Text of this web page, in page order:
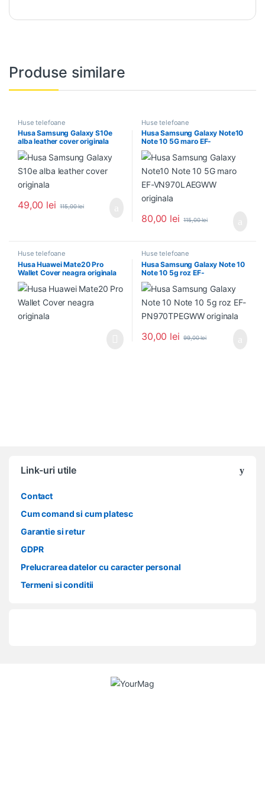
Produse similare
Huse telefoane
Husa Samsung Galaxy S10e
alba leather cover originala
49,00 lei 115,00lei
Huse telefoane
Husa Samsung Galaxy Note10
Note 10 5G maro EF-
VN970LAEGWW originala
80,00 lei 115,00lei
Huse telefoane
Husa Huawei Mate20 Pro
Wallet Cover neagra originala
Huse telefoane
Husa Samsung Galaxy Note 10
Note 10 5g roz EF-
PN970TPEGWW originala
30,00 lei 99,00lei
Link-uri utile
Contact
Cum comand si cum platesc
Garantie si retur
GDPR
Prelucrarea datelor cu caracter personal
Termeni si conditii